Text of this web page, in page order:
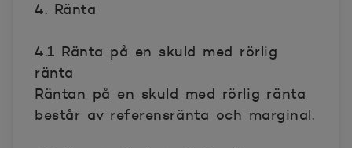
4. Ränta
4.1 Ränta på en skuld med rörlig
ränta
Räntan på en skuld med rörlig ränta
består av referensränta och marginal.